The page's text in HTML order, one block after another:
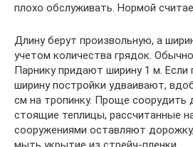
плохо обслуживать. Нормой
Длину берут произвольную, а
учетом количества грядок.
Парнику придают ширину 1 м. Если
ширину постройки удваивают,
см на тропинку. Проще соорудить
стоящие теплицы, рассчитанные
сооружениями оставляют